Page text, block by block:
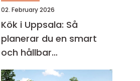
02. February 2026
Kök i Uppsala: Så
planerar du en smart
och hållbar
köksrenovering